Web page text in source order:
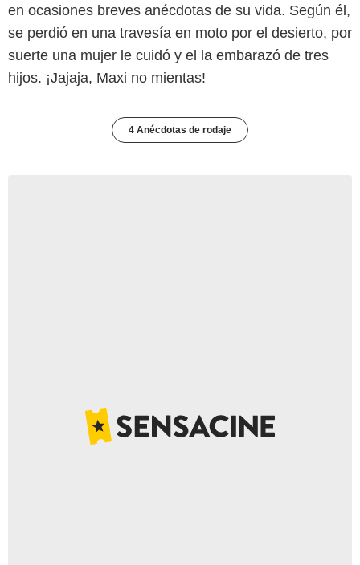
en ocasiones breves anécdotas de su vida. Según él,
se perdió en una travesía en moto por el desierto, por
suerte una mujer le cuidó y el la embarazó de tres
hijos. ¡Jajaja, Maxi no mientas!
4 Anécdotas de rodaje